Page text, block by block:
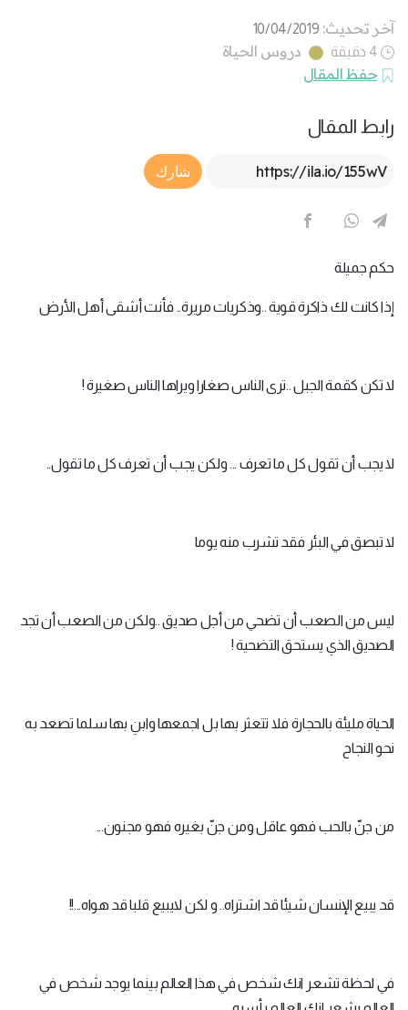
آخر تحديث: 10/04/2019
4 دقيقة
دروس الحياة
حفظ المقال
رابط المقال
Article Link
شارك
حكم جميلة
إذا كانت لك ذاكرة قوية ..وذكريات مريرة.. فأنت أشقى أهل الأرض
لا تكن كقمة الجبل ..ترى الناس صغارا ويراها الناس صغيرة !
لا يجب أن تقول كل ما تعرف ... ولكن يجب أن تعرف كل ما تقول..
لا تبصق في البئر فقد تشرب منه يوما
ليس من الصعب أن تضحي من أجل صديق ..ولكن من الصعب أن تجد
الصديق الذي يستحق التضحية !
الحياة مليئة بالحجارة فلا تتعثر بها بل اجمعها وابنِ بها سلما تصعد به
نحو النجاح
من جنّ بالحب فهو عاقل ومن جنّ بغيره فهو مجنون...
قد يبيع الإنسان شيئا قد اشتراه.. و لكن لايبيع قلبا قد هواه...!!
في لحظة تشعر انك شخص في هذا العالم بينما يوجد شخص في